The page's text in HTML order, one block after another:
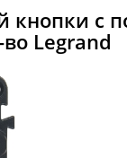
с
Legrand